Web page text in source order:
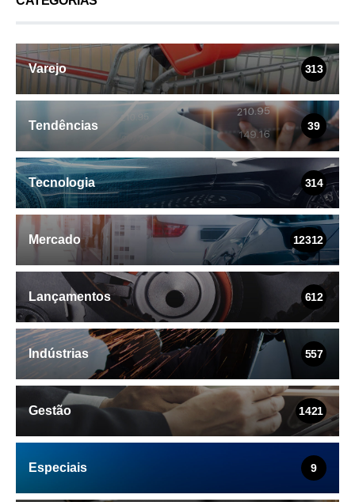
Varejo 313
Tendências 39
Tecnologia 314
Mercado 12312
Lançamentos 612
Indústrias 557
Gestão 1421
Especiais 9